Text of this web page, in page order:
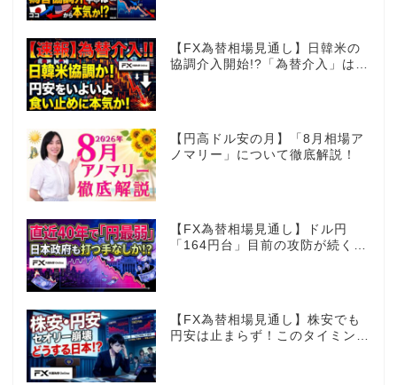
【FX為替相場見通し】日韓米の
協調介入開始!?「為替介入」はコ
【円高ドル安の月】「8月相場ア
ノマリー」について徹底解説！
【FX為替相場見通し】ドル円
「164円台」目前の攻防が続く！
【FX為替相場見通し】株安でも
円安は止まらず！このタイミング